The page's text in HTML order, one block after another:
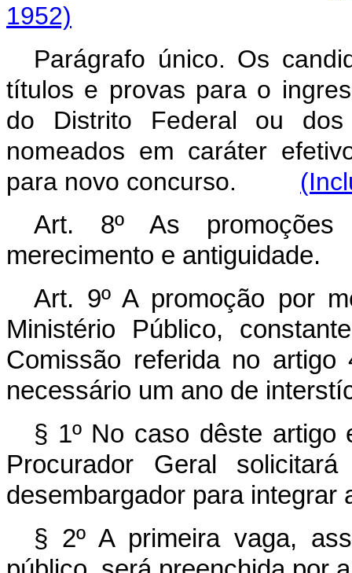
1952)
Parágrafo único. Os
títulos e provas para o
do Distrito Federal ou dos
nomeados em caráter
para novo concurso.
Art. 8º As promoções
merecimento e antiguidade.
Art. 9º A promoção por
Ministério Público,
Comissão referida no
necessário um ano de
§ 1º No caso dêste artigo
Procurador Geral
desembargador para integrar
§ 2º A primeira vaga,